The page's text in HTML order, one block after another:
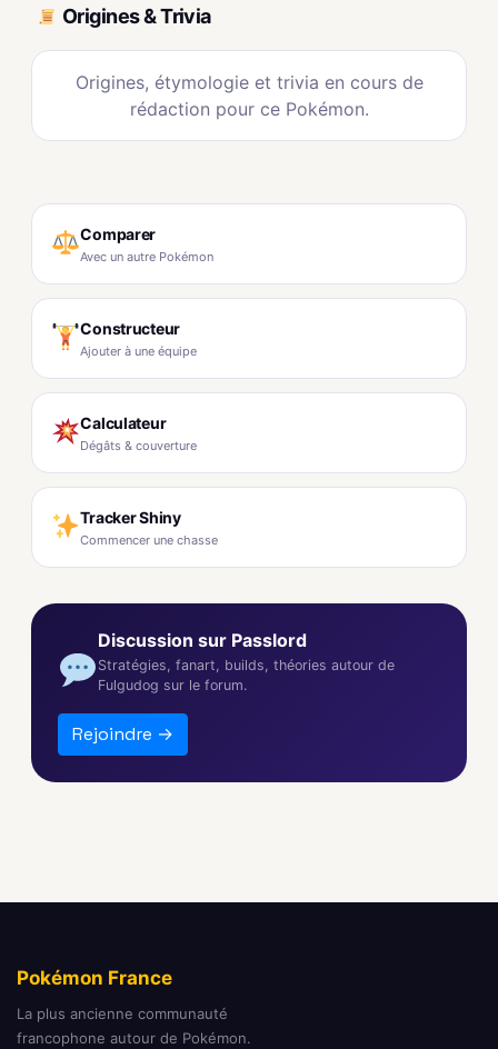
Origines & Trivia
Origines, étymologie et trivia en cours de
rédaction pour ce Pokémon.
Comparer
Avec un autre Pokémon
Constructeur
Ajouter à une équipe
Calculateur
Dégâts & couverture
Tracker Shiny
Commencer une chasse
Discussion sur Passlord
Stratégies, fanart, builds, théories autour de
Fulgudog sur le forum.
Rejoindre →
Pokémon France
La plus ancienne communauté
francophone autour de Pokémon.